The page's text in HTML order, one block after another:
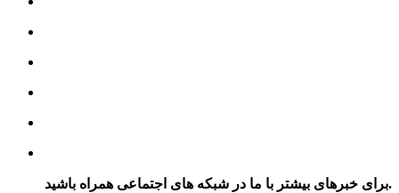
برای خبرهای بیشتر با ما در شبکه های اجتماعی همراه باشید.